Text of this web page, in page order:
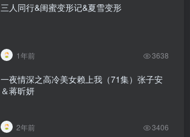
三人同行&闺蜜变形记&夏雪变形
1年前 3638
一夜情深之高冷美女赖上我（71集）张子安
＆蒋昕妍
2年前 3406